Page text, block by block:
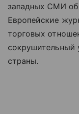
западных СМИ
Европейские
торговых
сокрушительный
страны.